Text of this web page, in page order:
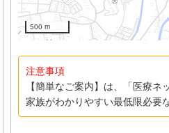
500 m
注意事項
【簡単なご案内】は、「医療
家族がわかりやすい最低限必要